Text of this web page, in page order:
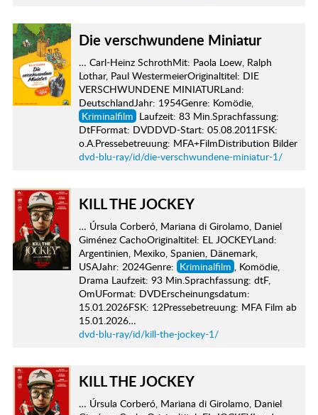
Die verschwundene Miniatur
… Carl-Heinz SchrothMit: Paola Loew, Ralph
Lothar, Paul WestermeierOriginaltitel: DIE
VERSCHWUNDENE MINIATURLand:
DeutschlandJahr: 1954Genre: Komödie,
Kriminalfilm Laufzeit: 83 Min.Sprachfassung:
DtFFormat: DVDDVD-Start: 05.08.2011FSK:
o.A.Pressebetreuung: MFA+FilmDistribution Bilder
dvd-blu-ray/id/die-verschwundene-miniatur-1/
KILL THE JOCKEY
… Úrsula Corberó, Mariana di Girolamo, Daniel
Giménez CachoOriginaltitel: EL JOCKEYLand:
Argentinien, Mexiko, Spanien, Dänemark,
USAJahr: 2024Genre: Kriminalfilm , Komödie,
Drama Laufzeit: 93 Min.Sprachfassung: dtF,
OmUFormat: DVDErscheinungsdatum:
15.01.2026FSK: 12Pressebetreuung: MFA Film ab
15.01.2026…
dvd-blu-ray/id/kill-the-jockey-1/
KILL THE JOCKEY
… Úrsula Corberó, Mariana di Girolamo, Daniel